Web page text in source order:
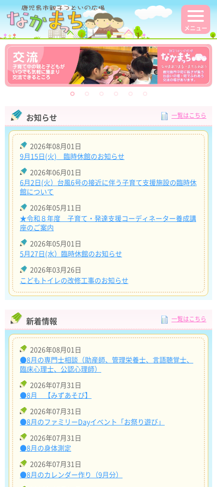
メニュー
お知らせ 一覧はこちら
2026年08月01日
9月15日(火) 臨時休館のお知らせ
2026年06月01日
6月2日(火）台風6号の接近に伴う子育て支援施設の臨時休
館について
2026年05月11日
★令和８年度 子育て・発達支援コーディネーター養成講
座のご案内
2026年05月01日
5月27日(水）臨時休館のお知らせ
2026年03月26日
こどもトイレの改修工事のお知らせ
新着情報 一覧はこちら
2026年08月01日
●8月の専門士相談（助産師、管理栄養士、言語聴覚士、
臨床心理士、公認心理師）
2026年07月31日
●8月 【みずあそび】
2026年07月31日
●8月のファミリーDayイベント「お祭り遊び」
2026年07月31日
●8月の身体測定
2026年07月31日
●8月のカレンダー作り（9月分）